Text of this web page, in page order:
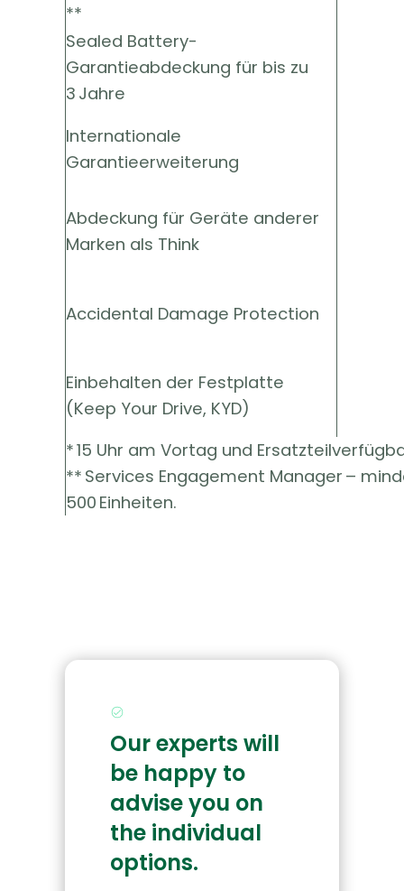
**
Sealed Battery-
Garantieabdeckung für bis zu
3 Jahre
Internationale
Garantieerweiterung
Abdeckung für Geräte anderer
Marken als Think
Accidental Damage Protection
Einbehalten der Festplatte
(Keep Your Drive, KYD)
* 15 Uhr am Vortag und
** Services Engagement Manager –
500 Einheiten.
Our experts will
be happy to
advise you on
the individual
options.